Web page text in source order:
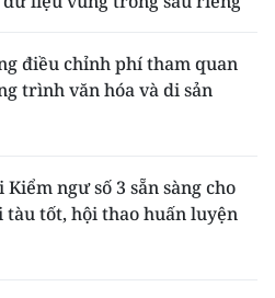
điều chỉnh phí tham quan
trình văn hóa và di sản
Kiểm ngư số 3 sẵn sàng cho
tàu tốt, hội thao huấn luyện